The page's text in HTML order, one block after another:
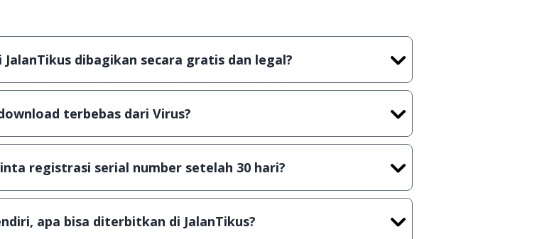
dibagikan secara gratis dan legal?
gratis (Freeware) dan legal, dalam artian tidak (bajakan) hasil crack,
terbebas dari Virus?
Antivirus (Kaspersky, AVG & Avast) sebelum menerbitkan suatu
registrasi serial number setelah 30 hari?
aplikasi & games yang dibagikan secara Shareware, dalam arti hanya
apa bisa diterbitkan di JalanTikus?